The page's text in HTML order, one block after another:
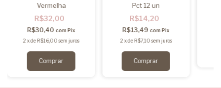
Vermelha
R$32,00
R$30,40 com Pix
2 xdeR$16,00 sem juros
Pct 12 un
R$14,20
R$13,49com Pix
2 xdeR$7,10 sem juros